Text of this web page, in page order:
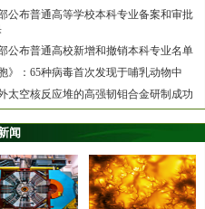
公布普通高等学校本科专业备案和审批
公布普通高校新增和撤销本科专业名单
胞》：65种病毒首次发现于哺乳动物中
太空核反应堆的高强韧钼合金研制成功
闻